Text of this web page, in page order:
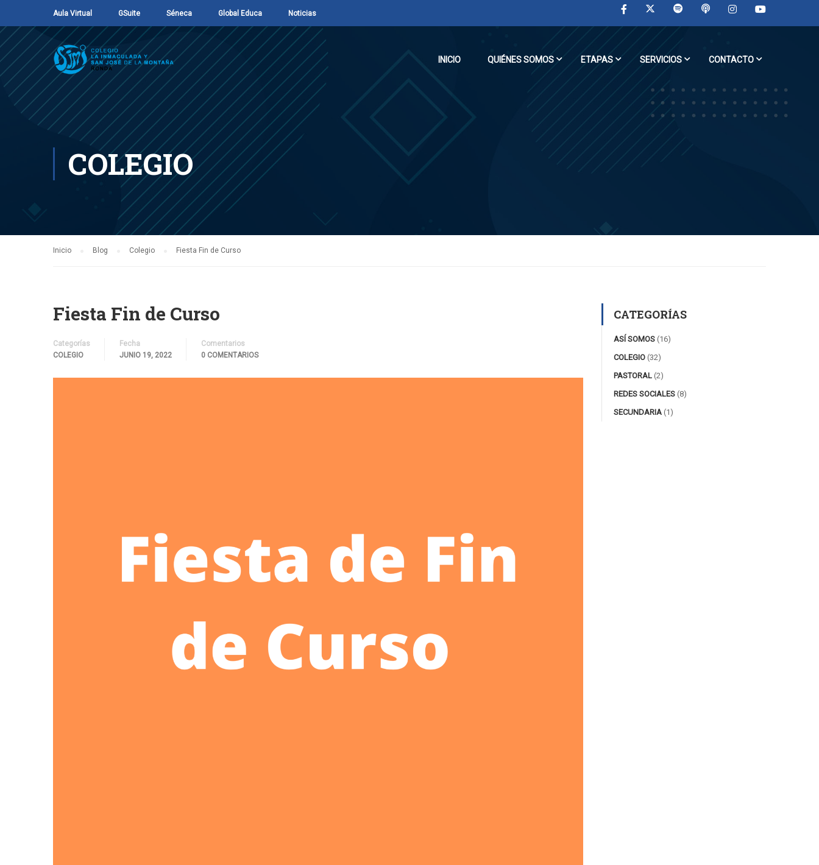
Aula Virtual GSuite Séneca Global Educa Noticias
INICIO QUIÉNES SOMOS ETAPAS SERVICIOS CONTACTO
COLEGIO
Inicio Blog Colegio Fiesta Fin de Curso
Fiesta Fin de Curso
Categorías
COLEGIO
Fecha
JUNIO 19, 2022
Comentarios
0 COMENTARIOS
CATEGORÍAS
ASÍ SOMOS (16)
COLEGIO (32)
PASTORAL (2)
REDES SOCIALES (8)
SECUNDARIA (1)